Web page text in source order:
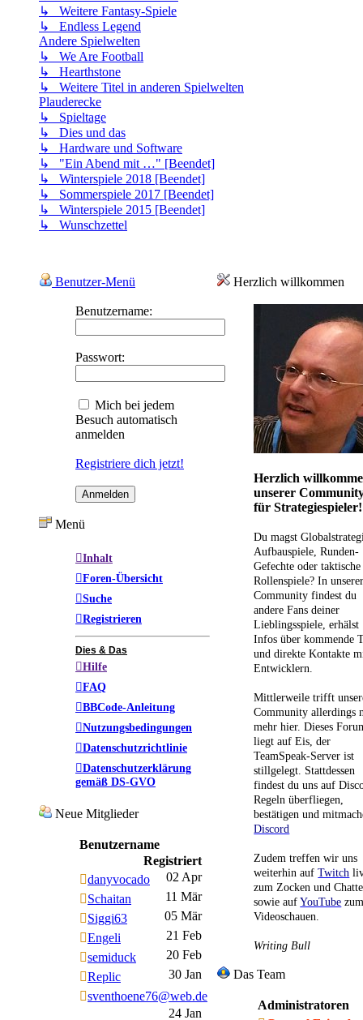
↳ Weitere Fantasy-Spiele
↳ Endless Legend
Andere Spielwelten
↳ We Are Football
↳ Hearthstone
↳ Weitere Titel in anderen Spielwelten
Plauderecke
↳ Spieltage
↳ Dies und das
↳ Hardware und Software
↳ "Ein Abend mit …" [Beendet]
↳ Winterspiele 2018 [Beendet]
↳ Sommerspiele 2017 [Beendet]
↳ Winterspiele 2015 [Beendet]
↳ Wunschzettel
Benutzer-Menü
Benutzername:
Passwort:
Mich bei jedem
Besuch automatisch
anmelden
Registriere dich jetzt!
Menü
Inhalt
Foren-Übersicht
Suche
Registrieren
Dies & Das
Hilfe
FAQ
BBCode-Anleitung
Nutzungsbedingungen
Datenschutzrichtlinie
Datenschutzerklärung
gemäß DS-GVO
Neue Mitglieder
Benutzername
Registriert
danyvocado
02 Apr
Schaitan
11 Mär
Siggi63
05 Mär
Engeli
21 Feb
semiduck
20 Feb
Replic
30 Jan
sventhoene76@web.de
24 Jan
Herzlich willkommen
Herzlich
unserer
für Strategiespieler!
Du magst
Aufbauspiele, Runden-
Gefechte oder taktische
Rollenspiele? In
Community findest du
andere Fans deiner
Lieblingsspiele, erhälst
Infos über kommende
und direkte Kontakte
Entwicklern.
Mittlerweile trifft
Community allerdings
mehr hier. Dieses
liegt auf Eis, der
TeamSpeak-Server ist
stillgelegt. Stattdessen
findest du uns auf
Regeln überfliegen,
bestätigen und
Discord
Zudem treffen wir uns
weiterhin aufTwitch
zum Zocken und
sowie aufYouTube
Videoschauen.
Writing Bull
Das Team
Administratoren